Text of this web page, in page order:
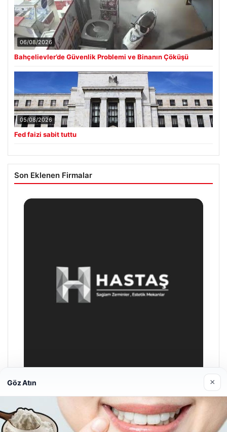
06/08/2026
Bahçelievler’de Güvenlik Problemi ve Binanın Çöküşü
05/08/2026
Fed faizi sabit tuttu
Son Eklenen Firmalar
Enes Kaplan Avukatlık Bürosu
28/04/2026
Göz Atın ×